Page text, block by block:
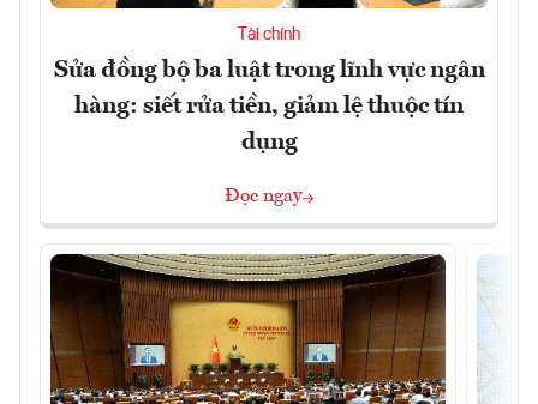
Tài chính
Sửa đồng bộ ba luật trong lĩnh vực ngân
hàng: siết rửa tiền, giảm lệ thuộc tín
dụng
Đọc ngay